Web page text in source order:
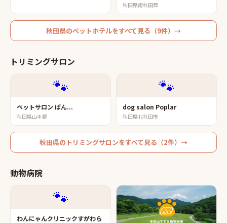
秋田県南秋田郡
秋田県のペットホテルをすべて見る（9件）→
トリミングサロン
🐾
ペットサロン ばん...
秋田県山本郡
🐾
dog salon Poplar
秋田県北秋田市
秋田県の トリミングサロンをすべて見る（2件）→
動物病院
🐾
わんにゃんクリニックすがわら